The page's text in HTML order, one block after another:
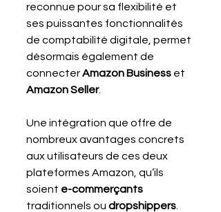
reconnue pour sa flexibilité et
ses puissantes fonctionnalités
de comptabilité digitale, permet
désormais également de
connecter Amazon Business et
Amazon Seller.
Une intégration que offre de
nombreux avantages concrets
aux utilisateurs de ces deux
plateformes Amazon, qu’ils
soient e-commerçants
traditionnels ou dropshippers